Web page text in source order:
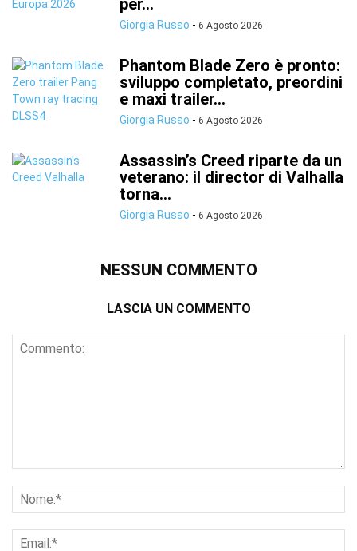
per...
Giorgia Russo - 6 Agosto 2026
Phantom Blade Zero è pronto:
sviluppo completato, preordini
e maxi trailer...
Giorgia Russo - 6 Agosto 2026
Assassin’s Creed riparte da un
veterano: il director di Valhalla
torna...
Giorgia Russo - 6 Agosto 2026
NESSUN COMMENTO
LASCIA UN COMMENTO